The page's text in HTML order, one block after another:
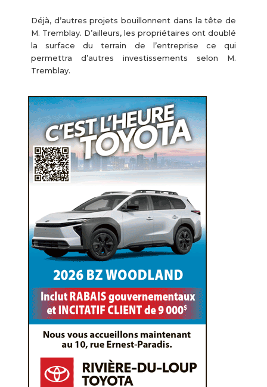
Déjà, d’autres projets bouillonnent dans la tête de
M. Tremblay. D’ailleurs, les propriétaires ont doublé
la surface du terrain de l’entreprise ce qui
permettra d’autres investissements selon M.
Tremblay.